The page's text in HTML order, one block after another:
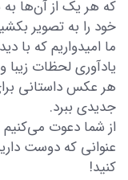
که هر یک از آن‌ها
خود را به تصویر
ما امیدواریم که با
یادآوری لحظات
هر عکس داستانی
جدیدی ببرد.
از شما دعوت
عنوانی که دوست
کنید!